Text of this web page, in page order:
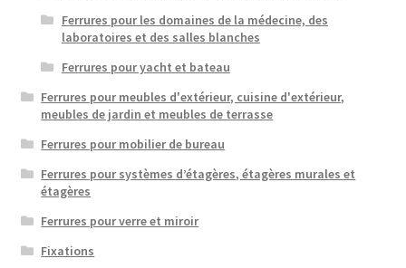
Ferrures pour les domaines de la médecine, des
laboratoires et des salles blanches
Ferrures pour yacht et bateau
Ferrures pour meubles d'extérieur, cuisine d'extérieur,
meubles de jardin et meubles de terrasse
Ferrures pour mobilier de bureau
Ferrures pour systèmes d’étagères, étagères murales et
étagères
Ferrures pour verre et miroir
Fixations